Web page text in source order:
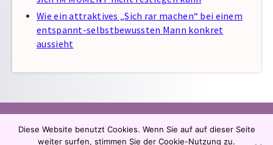
Wie ein attraktives „Sich rar machen“ bei einem
entspannt-selbstbewussten Mann konkret
aussieht
Sitemap
Diese Website benutzt Cookies. Wenn Sie auf auf dieser Seite
weiter surfen, stimmen Sie der Cookie-Nutzung zu.